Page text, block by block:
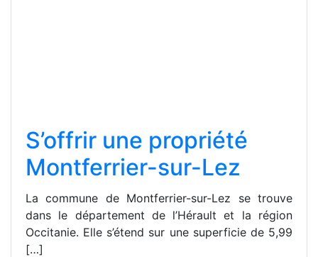
S’offrir une propriété
Montferrier-sur-Lez
La commune de Montferrier-sur-Lez se trouve
dans le département de l’Hérault et la région
Occitanie. Elle s’étend sur une superficie de 5,99
[…]